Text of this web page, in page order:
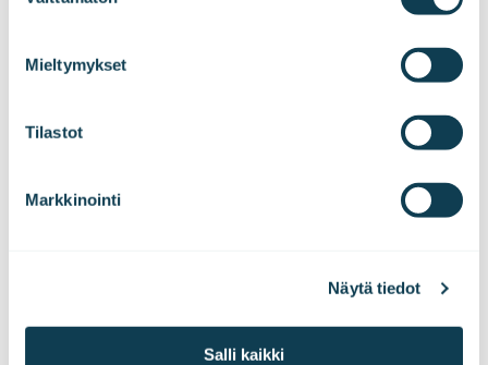
Mieltymykset
Tilastot
Markkinointi
Näytä tiedot
Salli kaikki
Sinua saattaa myös
kiinnostaa